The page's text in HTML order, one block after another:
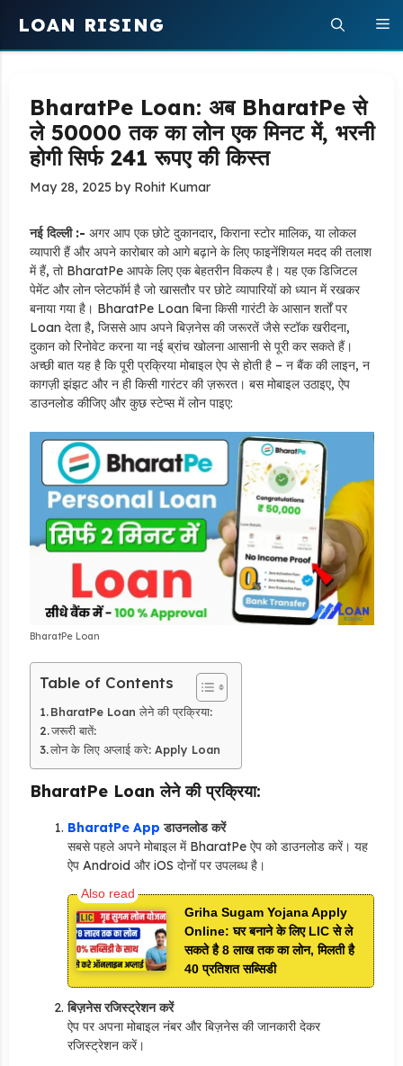
content
LOAN RISING
BharatPe Loan: अब BharatPe से
ले 50000 तक का लोन एक मिनट में, भरनी
होगी सिर्फ 241 रूपए की किस्त
May 28, 2025 by Rohit Kumar
नई दिल्ली :- अगर आप एक छोटे दुकानदार, किराना स्टोर मालिक, या लोकल
व्यापारी हैं और अपने कारोबार को आगे बढ़ाने के लिए फाइनेंशियल मदद की तलाश
में हैं, तो BharatPe आपके लिए एक बेहतरीन विकल्प है। यह एक डिजिटल
पेमेंट और लोन प्लेटफॉर्म है जो खासतौर पर छोटे व्यापारियों को ध्यान में रखकर
बनाया गया है। BharatPe Loan बिना किसी गारंटी के आसान शर्तों पर
Loan देता है, जिससे आप अपने बिज़नेस की जरूरतें जैसे स्टॉक खरीदना,
दुकान को रिनोवेट करना या नई ब्रांच खोलना आसानी से पूरी कर सकते हैं।
अच्छी बात यह है कि पूरी प्रक्रिया मोबाइल ऐप से होती है – न बैंक की लाइन, न
कागज़ी झंझट और न ही किसी गारंटर की ज़रूरत। बस मोबाइल उठाइए, ऐप
डाउनलोड कीजिए और कुछ स्टेप्स में लोन पाइए:
BharatPe Loan
Table of Contents
BharatPe Loan लेने की प्रक्रिया:
जरूरी बातें:
लोन के लिए अप्लाई करे: Apply Loan
BharatPe Loan लेने की प्रक्रिया:
BharatPe App डाउनलोड करें
सबसे पहले अपने मोबाइल में BharatPe ऐप को डाउनलोड करें। यह
ऐप Android और iOS दोनों पर उपलब्ध है।
Griha Sugam Yojana Apply
Online: घर बनाने के लिए LIC से ले
सकते है 8 लाख तक का लोन, मिलती है
40 प्रतिशत सब्सिडी
बिज़नेस रजिस्ट्रेशन करें
ऐप पर अपना मोबाइल नंबर और बिज़नेस की जानकारी देकर
रजिस्ट्रेशन करें।